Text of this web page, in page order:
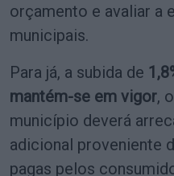
orçamento e avaliar a
municipais.
Para já, a subida de
mantém-se em vigor,
município deverá
adicional proveniente
pagas pelos